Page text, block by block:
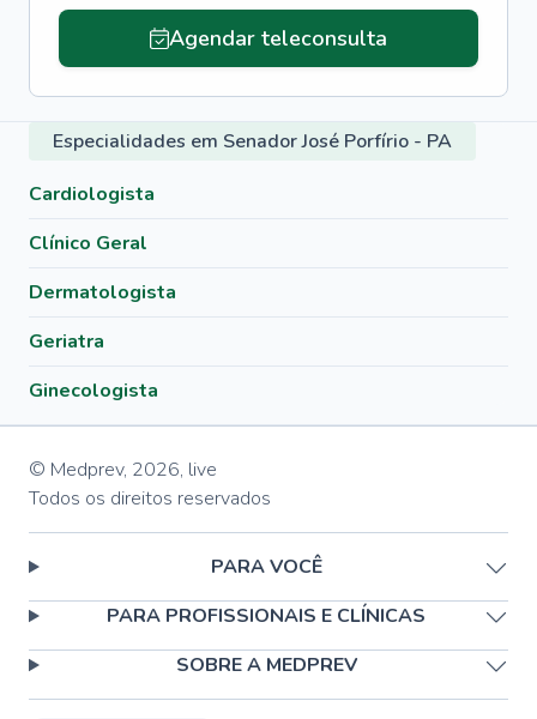
Agendar teleconsulta
Especialidades em Senador José Porfírio - PA
Cardiologista
Clínico Geral
Dermatologista
Geriatra
Ginecologista
© Medprev, 2026, live
Todos os direitos reservados
PARA VOCÊ
PARA PROFISSIONAIS E CLÍNICAS
SOBRE A MEDPREV